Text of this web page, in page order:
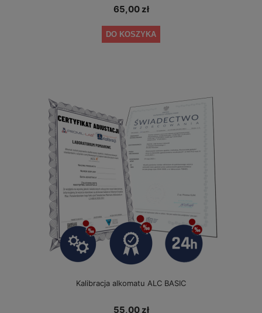
65,00 zł
DO KOSZYKA
Kalibracja alkomatu ALC BASIC
55,00 zł